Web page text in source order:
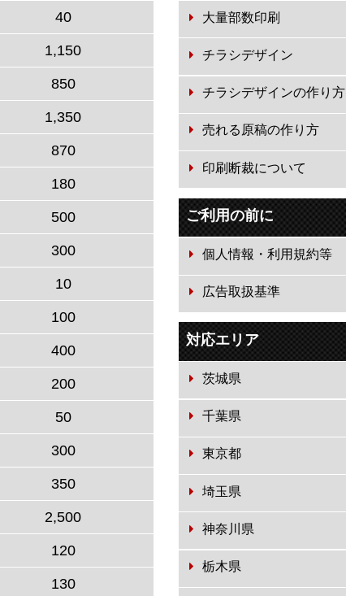
40
1,150
850
1,350
870
180
500
300
10
100
400
200
50
300
350
2,500
120
130
大量部数印刷
チラシデザイン
チラシデザインの作り方
売れる原稿の作り方
印刷断裁について
ご利用の前に
個人情報・利用規約等
広告取扱基準
対応エリア
茨城県
千葉県
東京都
埼玉県
神奈川県
栃木県